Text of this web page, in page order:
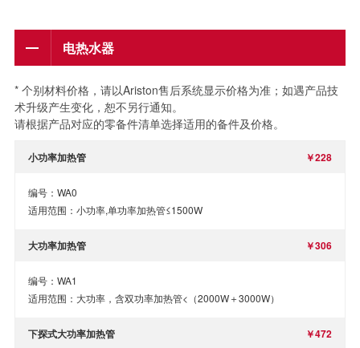
电热水器
* 个别材料价格，请以Ariston售后系统显示价格为准；如遇产品技
术升级产生变化，恕不另行通知。
请根据产品对应的零备件清单选择适用的备件及价格。
小功率加热管 ￥228
编号：WA0
适用范围：小功率,单功率加热管≤1500W
大功率加热管 ￥306
编号：WA1
适用范围：大功率，含双功率加热管<（2000W＋3000W）
下探式大功率加热管 ￥472